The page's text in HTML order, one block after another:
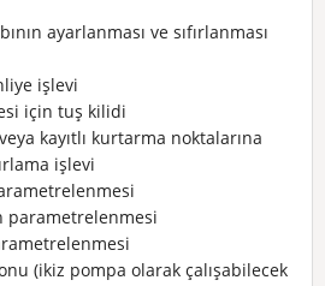
ayarlanması ve sıfırlanması
işlevi
için tuş kilidi
kayıtlı kurtarma noktalarına
işlevi
(ikiz pompa olarak çalışabilecek